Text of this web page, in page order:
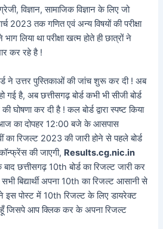
विज्ञान, सामाजिक विज्ञान के लिए जो
2023 तक गणित एवं अन्य विषयों की परीक्षा
भाग लिया था परीक्षा खत्म होते ही छात्रों ने
कर रहे है !
ने उत्तर पुस्तिकाओं की जांच शुरू कर दी ! अब
गई है, अब छत्तीसगढ़ बोर्ड कभी भी सीजी बोर्ड
घोषणा कर दी है ! कल बोर्ड द्वारा स्पष्ट किया
आज का दोपहर 12:00 बजे के आसपास
का रिजल्ट 2023 की जारी होने से पहले बोर्ड
की जाएगी, Results.cg.nic.in
छत्तीसगढ़ 10th बोर्ड का रिजल्ट जारी कर
बिद्यार्थी अपना 10th का रिजल्ट आसानी से
पोस्ट में 10th रिजल्ट के लिए डायरेक्ट
जिसपे आप क्लिक कर के अपना रिजल्ट